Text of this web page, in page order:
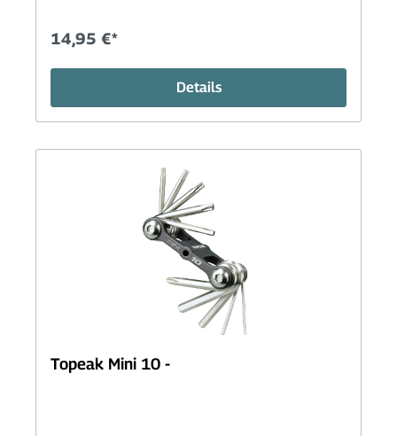
14,95 €*
Details
Topeak Mini 10 -